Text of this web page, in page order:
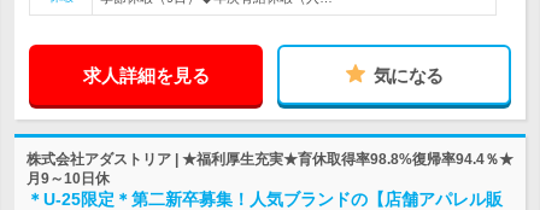
求人詳細を見る 気になる
株式会社アダストリア | ★福利厚生充実★育休取得率98.8%復帰率94.4％★
月9～10日休
＊U-25限定＊第二新卒募集！人気ブランドの【店舗アパレル販